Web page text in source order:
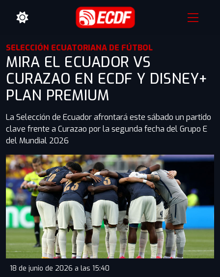
SELECCIÓN ECUATORIANA DE FÚTBOL
MIRA EL ECUADOR VS
CURAZAO EN ECDF Y DISNEY+
PLAN PREMIUM
La Selección de Ecuador afrontará este sábado un partido
clave frente a Curazao por la segunda fecha del Grupo E
del Mundial 2026
18 de junio de 2026 a las 15:40